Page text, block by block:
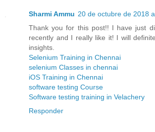
Sharmi Ammu 20 de octubre de 2018
Thank you for this post!! I have just
recently and I really like it! I will
insights.
Selenium Training in Chennai
selenium Classes in chennai
iOS Training in Chennai
software testing Course
Software testing training in Velachery
Responder